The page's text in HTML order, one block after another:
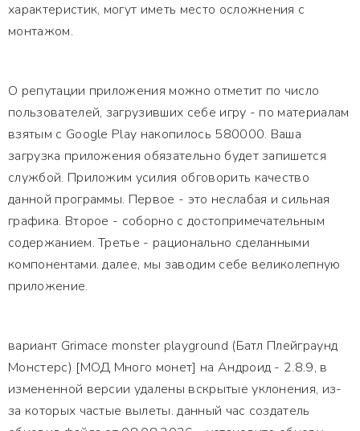
характеристик, могут иметь место осложнения с
монтажом.
О репутации приложения можно отметит по число
пользователей, загрузивших себе игру - по материалам
взятым с Google Play накопилось 580000. Ваша
загрузка приложения обязательно будет запишется
службой. Приложим усилия обговорить качество
данной программы. Первое - это неслабая и сильная
графика. Второе - соборно с достопримечательным
содержанием. Третье - рационально сделанными
компонентами. далее, мы заводим себе великолепную
приложение.
вариант Grimace monster playground (Батл Плейграунд
Монстерс) [МОД Много монет] на Андроид - 2.8.9, в
измененной версии удалены вскрытые уклонения, из-
за которых частые вылеты. данный час создатель